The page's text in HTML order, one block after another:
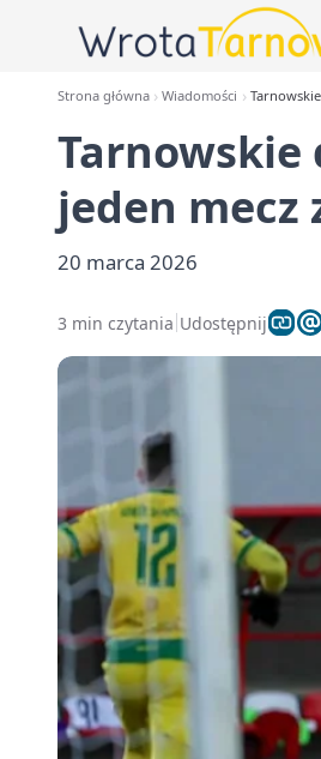
Strona główna Wiadomości
jeden mecz
20 marca 2026
3 min czytania Udostępnij